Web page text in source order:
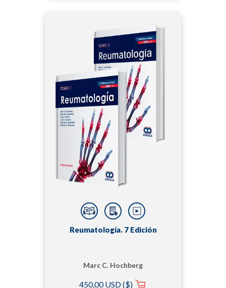
Reumatología. 7 Edición
Marc C. Hochberg
450,00 USD ($)